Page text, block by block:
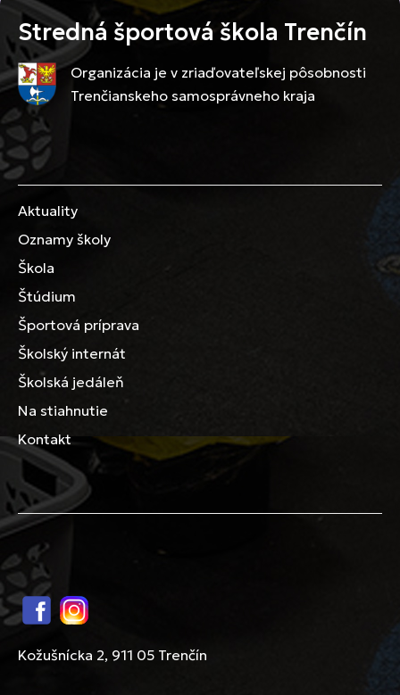
Stredná športová škola Trenčín
Organizácia je v zriaďovateľskej pôsobnosti
Trenčianskeho samosprávneho kraja
Aktuality
Oznamy školy
Škola
Štúdium
Športová príprava
Školský internát
Školská jedáleň
Na stiahnutie
Kontakt
FacebookInstagram
Kožušnícka 2, 911 05 Trenčín